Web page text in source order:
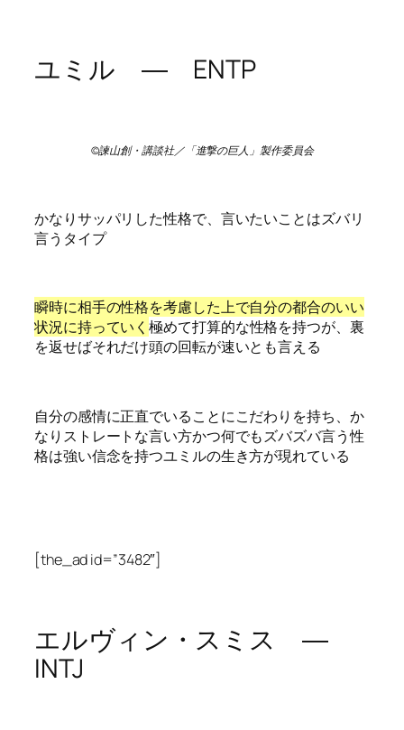
ユミル ― ENTP
©諫山創・講談社／「進撃の巨人」製作委員会
かなりサッパリした性格で、言いたいことはズバリ
言うタイプ
瞬時に相手の性格を考慮した上で自分の都合のいい
状況に持っていく極めて打算的な性格を持つが、裏
を返せばそれだけ頭の回転が速いとも言える
自分の感情に正直でいることにこだわりを持ち、か
なりストレートな言い方かつ何でもズバズバ言う性
格は強い信念を持つユミルの生き方が現れている
[the_ad id=”3482″]
エルヴィン・スミス ―
INTJ